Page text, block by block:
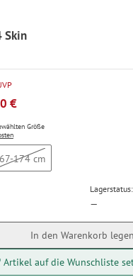
Skin
€
Größe
174 cm
Lagerstatus:
—
In den Warenkorb legen
Artikel auf die Wunschliste